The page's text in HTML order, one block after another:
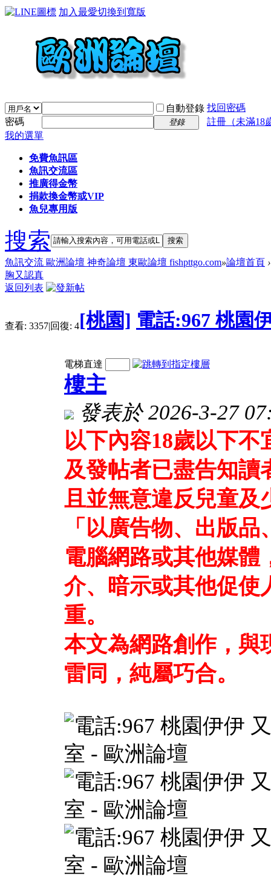
加入最愛切換到寬版
自動登錄 找回密碼
密碼
登錄
註冊（未滿18
我的選單
免費魚訊區
魚訊交流區
推廣得金幣
捐款換金幣或VIP
魚兒專用版
搜索 搜索
魚訊交流 歐洲論壇 神奇論壇 東歐論壇 fishpttgo.com»論壇首頁 ›
胸又認真
返回列表
查看: 3357|回復: 4[桃園] 電話:967 桃園
電梯直達
樓主
發表於 2026-3-27
以下內容18歲以下
及發帖者已盡告知讀
且並無意違反兒童及
「以廣告物、出版
電腦網路或其他媒體
介、暗示或其他促使
重。
本文為網路創作，與
雷同，純屬巧合。